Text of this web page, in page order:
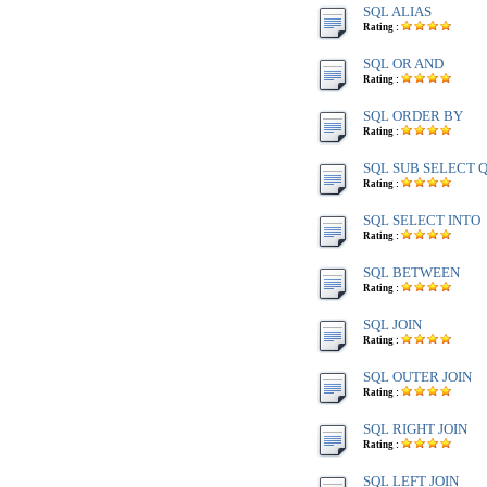
SQL ALIAS
Rating :
SQL OR AND
Rating :
SQL ORDER BY
Rating :
SQL SUB SELECT
Rating :
SQL SELECT INTO
Rating :
SQL BETWEEN
Rating :
SQL JOIN
Rating :
SQL OUTER JOIN
Rating :
SQL RIGHT JOIN
Rating :
SQL LEFT JOIN